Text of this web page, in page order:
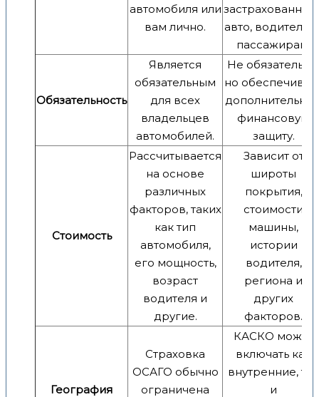
автомобиля или
вам лично.
авто, водителю
пассажирам.
Обязательность
Является
обязательным
для всех
владельцев
автомобилей.
Не обязательно,
но
финансовую
защиту.
Стоимость
Рассчитывается
на основе
различных
факторов, таких
как тип
автомобиля,
его мощность,
возраст
водителя и
другие.
Зависит от
широты
покрытия,
стоимости
машины,
истории
водителя,
региона и
других
факторов.
География
Страховка
ОСАГО обычно
ограничена
КАСКО может
включать как
внутренние, так
и